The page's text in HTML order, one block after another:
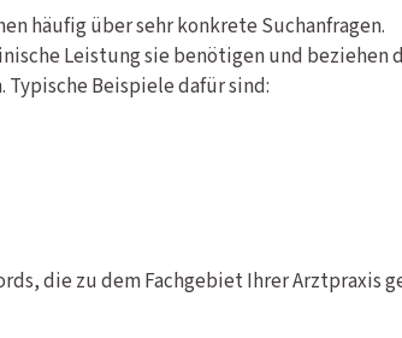
häufig über sehr konkrete Suchanfragen.
Leistung sie benötigen und beziehen
Beispiele dafür sind:
die zu dem Fachgebiet Ihrer Arztpraxis